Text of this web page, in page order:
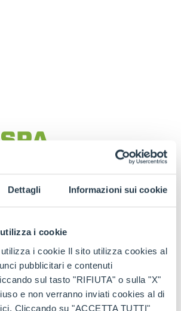
Dettagli Informazioni sui cookie
i cookie
i cookie Il sito utilizza cookies al
pubblicitari e contenuti
sul tasto "RIFIUTA" o sulla "X"
e non verranno inviati cookies al di
Cliccando su "ACCETTA TUTTI"
(CN) - Italy
UN